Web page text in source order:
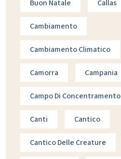
Buon Natale Callas
Cambiamento
Cambiamento Climatico
Camorra Campania
Campo Di Concentramento
Canti Cantico
Cantico Delle Creature